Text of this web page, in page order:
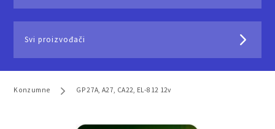
Svi proizvođači
Konzumne GP 27A, A27, CA22, EL-812 12v